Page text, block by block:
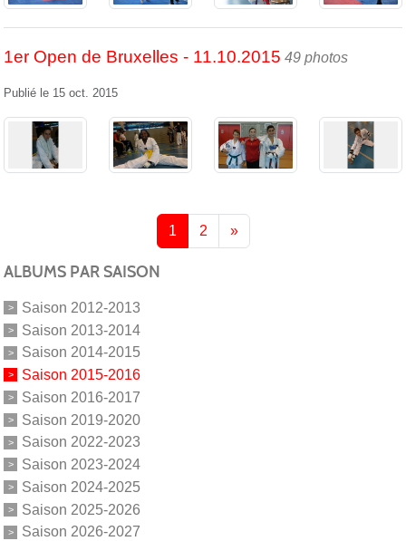
1er Open de Bruxelles - 11.10.2015 49 photos
Publié le 15 oct. 2015
1 2 »
ALBUMS PAR SAISON
Saison 2012-2013
Saison 2013-2014
Saison 2014-2015
Saison 2015-2016
Saison 2016-2017
Saison 2019-2020
Saison 2022-2023
Saison 2023-2024
Saison 2024-2025
Saison 2025-2026
Saison 2026-2027